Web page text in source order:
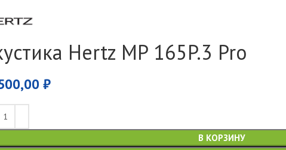
Hertz MP 165P.3 Pro
₽
В КОРЗИНУ